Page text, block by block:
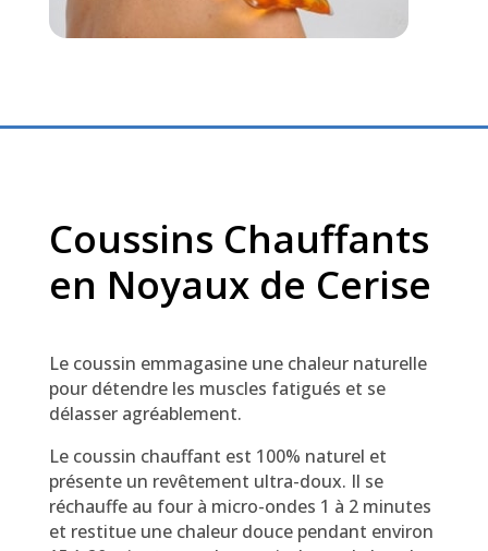
Coussins Chauffants
en Noyaux de Cerise
Le coussin emmagasine une chaleur naturelle
pour détendre les muscles fatigués et se
délasser agréablement.
Le coussin chauffant est 100% naturel et
présente un revêtement ultra-doux. Il se
réchauffe au four à micro-ondes 1 à 2 minutes
et restitue une chaleur douce pendant environ